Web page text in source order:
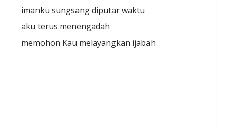
imanku sungsang diputar waktu
aku terus menengadah
memohon Kau melayangkan ijabah